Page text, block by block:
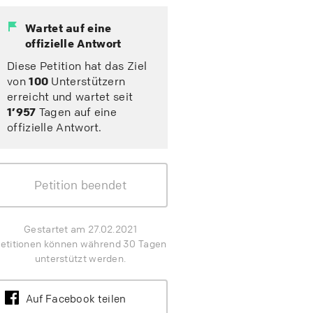
Wartet auf eine
offizielle Antwort
Diese Petition hat das Ziel
von100 Unterstützern
erreicht und wartet seit
1’957 Tagen auf eine
offizielle Antwort.
Petition beendet
Gestartet am 27.02.2021
können während 30 Tagen
unterstützt werden.
Auf Facebook teilen